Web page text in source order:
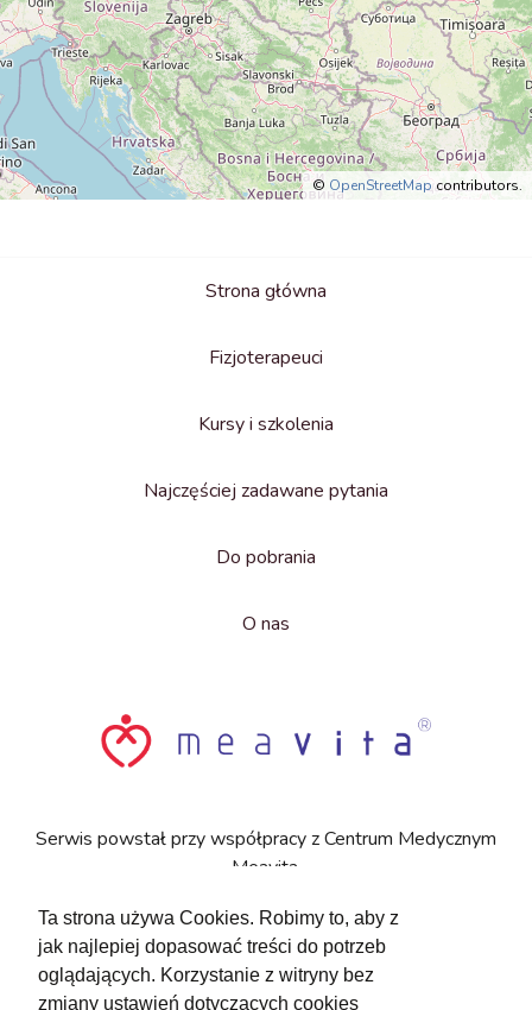
Ta strona używa Cookies. Robimy to, aby z
jak najlepiej dopasować treści do potrzeb
oglądających. Korzystanie z witryny bez
zmiany ustawień dotyczących cookies
© OpenStreetMapcontributors.
Strona główna
Fizjoterapeuci
Kursy i szkolenia
Najczęściej zadawane pytania
Do pobrania
O nas
Serwis powstał przy współpracy z Centrum Medycznym
Meavita.
iFizjoterapia.pl